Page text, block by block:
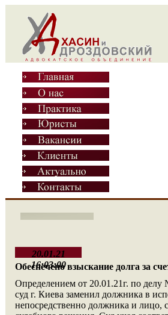
20.01.21
16:03:00
Обеспечено взыскание долга за
Определением от 20.01.21г. по делу
суд г. Киева заменил должника в
непосредственно должника и лицо,